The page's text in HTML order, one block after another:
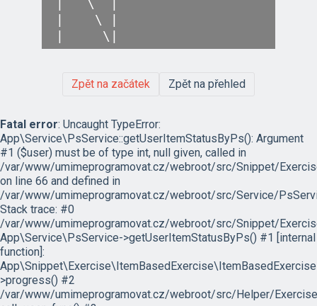
|   \  |
|    \ |
Zpět na začátek Zpět na přehled
Fatal error: Uncaught TypeError:
App\Service\PsService::getUserItemStatusByPs(): Argument
#1 ($user) must be of type int, null given, called in
/var/www/umimeprogramovat.cz/webroot/src/Snippet/
on line 66 and defined in
/var/www/umimeprogramovat.cz/webroot/src/Service/
Stack trace: #0
/var/www/umimeprogramovat.cz/webroot/src/Snippet/
App\Service\PsService->getUserItemStatusByPs() #1 [internal
function]:
>progress() #2
/var/www/umimeprogramovat.cz/webroot/src/Helper/